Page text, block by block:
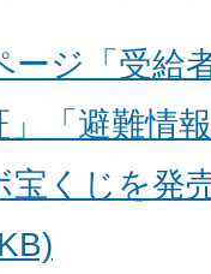
ージ「受給
」「避難情
宝くじを発